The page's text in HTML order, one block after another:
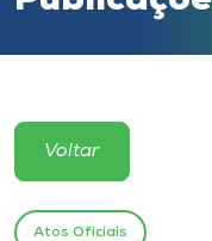
Atendimento ao
Portal de Ensino
Voltar
Atos Oficiais